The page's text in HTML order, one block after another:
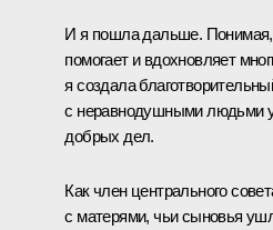
И я пошла дальше. Понимая,
помогает и вдохновляет
я создала
с неравнодушными людьми
добрых дел.
Как член центрального
с матерями, чьи сыновья